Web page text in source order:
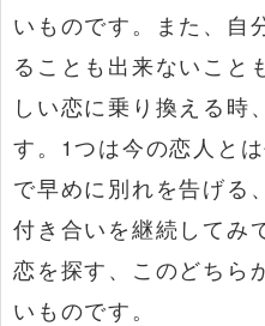
いものです。また、自
ることも出来ないこと
しい恋に乗り換える時
す。1つは今の恋人と
で早めに別れを告げる
付き合いを継続してみ
恋を探す、このどちら
いものです。